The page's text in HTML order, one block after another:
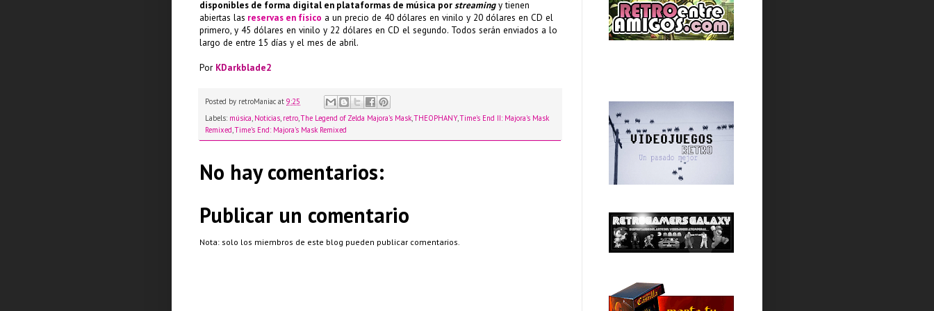
disponibles de forma digital en plataformas de música porstreaming y tienen
abiertas las reservas en físico a un precio de 40 dólares en vinilo y 20 dólares en CD el
primero, y 45 dólares en vinilo y 22 dólares en CD el segundo. Todos serán enviados a lo
largo de entre 15 días y el mes de abril.
Por KDarkblade2
Posted by retroManiac at 9:25
Labels: música, Noticias, retro,The Legend of Zelda Majora’s Mask,THEOPHANY,Time's End II: Majora's Mask
Remixed,Time's End: Majora's Mask Remixed
No hay comentarios:
Publicar un comentario
Nota: solo los miembros de este blog pueden publicar comentarios.